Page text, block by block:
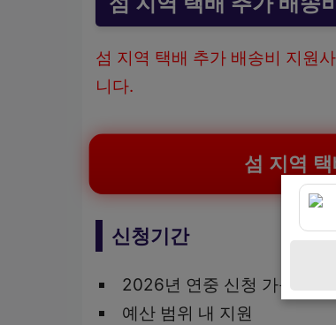
섬 지역 택배 추가 배송비 지원
니다.
섬 지역
신청기간
2026년 연중 신청 가능
예산 범위 내 지원